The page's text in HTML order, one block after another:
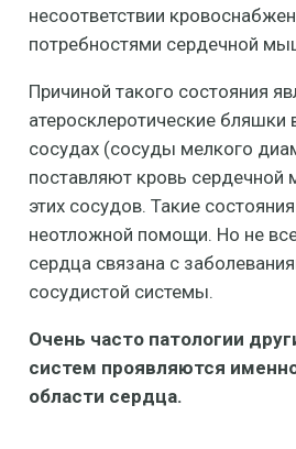
несоответствии
потребностями сердечной
Причиной такого состояния
атеросклеротические бляшки
сосудах (сосуды мелкого
поставляют кровь
этих сосудов. Такие
неотложной помощи. Но не
сердца связана с
сосудистой системы.
Очень часто патологии
систем проявляются
области сердца.